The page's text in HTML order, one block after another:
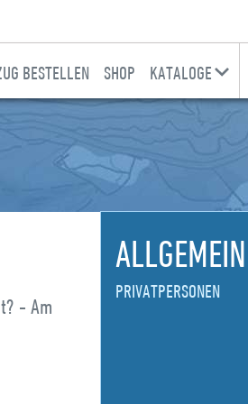
BESTELLEN SHOP KATALOGE
- Am
PRIVATPERSONEN